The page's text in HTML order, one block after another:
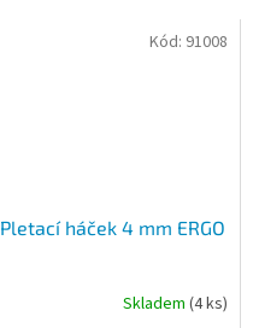
Pletací háček 4 mm ERGO
Skladem(4 ks)
Kód: 91008